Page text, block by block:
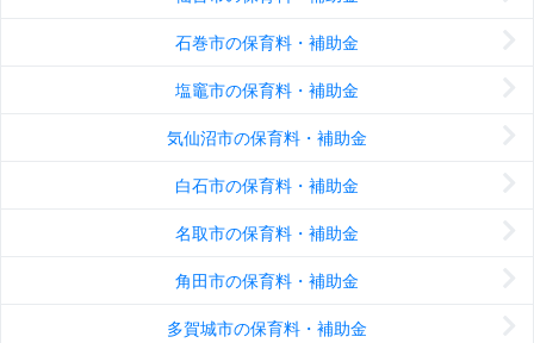
石巻市の保育料・補助金
塩竈市の保育料・補助金
気仙沼市の保育料・補助金
白石市の保育料・補助金
名取市の保育料・補助金
角田市の保育料・補助金
多賀城市の保育料・補助金